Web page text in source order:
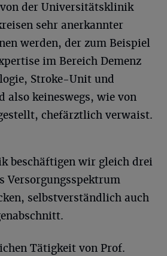
der Universitätsklinik
sehr anerkannter
werden, der zum Beispiel
im Bereich Demenz
Stroke-Unit und
also keineswegs, wie von
chefärztlich verwaist.
beschäftigen wir gleich drei
Versorgungsspektrum
selbstverständlich auch
Tätigkeit von Prof.